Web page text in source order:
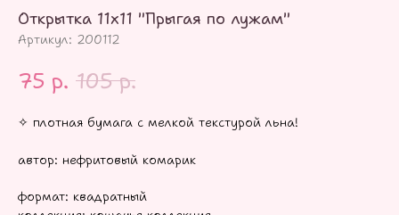
Открытка 11х11 "Прыгая по лужам"
Артикул: 200112
75 р. 105 р.
✧ плотная бумага с мелкой текстурой льна!
автор: нефритовый комарик
формат: квадратный